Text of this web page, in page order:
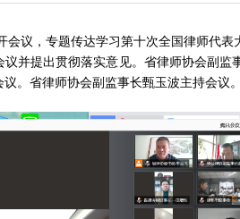
会议，专题传达学习第十次全国律师代
并提出贯彻落实意见。省律师协会副
。省律师协会副监事长甄玉波主持会议。